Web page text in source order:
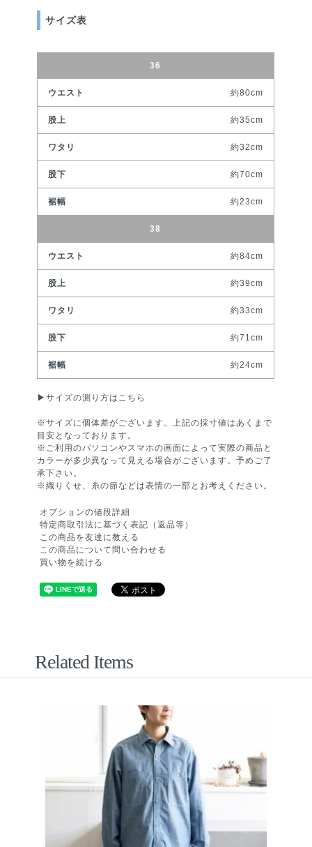
サイズ表
36
約80cm
約35cm
約32cm
約70cm
約23cm
38
約84cm
約39cm
約33cm
約71cm
約24cm
▶︎サイズの測り方はこちら
※サイズに個体差がございます。上記の採寸値はあくまで
目安となっております。
※ご利用のパソコンやスマホの画面によって実際の商品と
カラーが多少異なって見える場合がございます。予めご了
承下さい。
※織りくせ、糸の節などは表情の一部とお考えください。
オプションの値段詳細
特定商取引法に基づく表記（返品等）
この商品を友達に教える
この商品について問い合わせる
買い物を続ける
Related Items